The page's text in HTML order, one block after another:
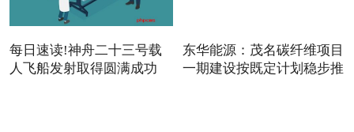
每日速读!神舟二十三号载
人飞船发射取得圆满成功
东华能源：茂名碳纤维项目
一期建设按既定计划稳步推